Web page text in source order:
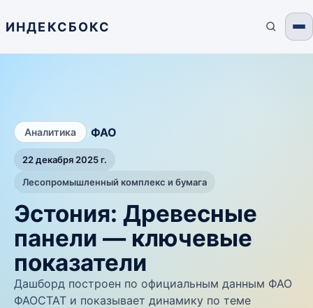
ИНДЕКСБОКС
Аналитика ФАО
22 декабря 2025 г.
Лесопромышленный комплекс и бумага
Эстония: Древесные
панели — ключевые
показатели
Дашборд построен по официальным данным ФАО
ФАОСТАТ и показывает динамику по теме